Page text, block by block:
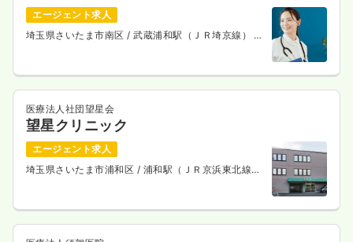
エージェント求人
埼玉県さいたま市南区 / 武蔵浦和駅（ＪＲ埼京線） 徒
医療法人社団望星会
望星クリニック
エージェント求人
埼玉県さいたま市浦和区 / 浦和駅（ＪＲ京浜東北線）